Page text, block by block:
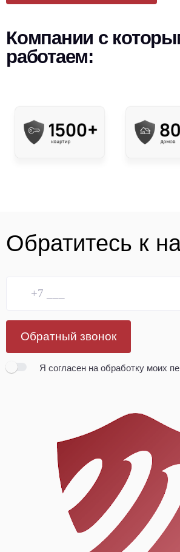
Компании с
работаем:
Обратитесь к
Обратный звонок
Я согласен на обработку моих